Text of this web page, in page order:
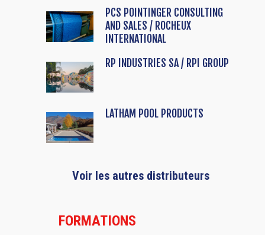
PCS POINTINGER CONSULTING
AND SALES / ROCHEUX
INTERNATIONAL
RP INDUSTRIES SA / RPI GROUP
LATHAM POOL PRODUCTS
Voir les autres distributeurs
FORMATIONS